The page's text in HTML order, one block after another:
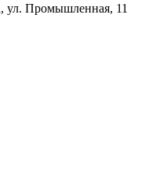
ул. Промышленная, 11